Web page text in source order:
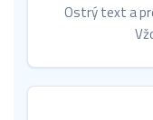
Ostrý text a